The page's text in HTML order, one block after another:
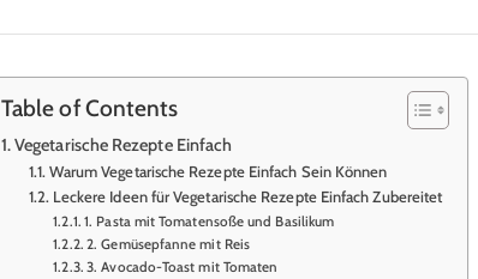
Table of Contents
Vegetarische Rezepte Einfach
Warum Vegetarische Rezepte Einfach Sein Können
Leckere Ideen für Vegetarische Rezepte Einfach Zubereitet
1. Pasta mit Tomatensoße und Basilikum
2. Gemüsepfanne mit Reis
3. Avocado-Toast mit Tomaten